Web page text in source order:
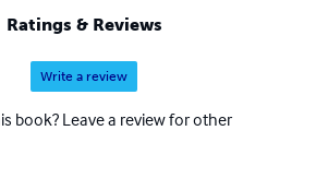
Ratings & Reviews
Write a review
book? Leave a review for other